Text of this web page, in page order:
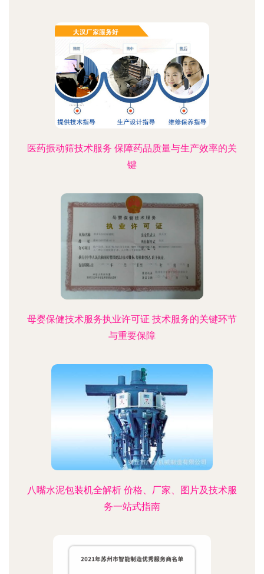
医药振动筛技术服务 保障药品质量与生产效率的关
键
母婴保健技术服务执业许可证 技术服务的关键环节
与重要保障
八嘴水泥包装机全解析 价格、厂家、图片及技术服
务一站式指南